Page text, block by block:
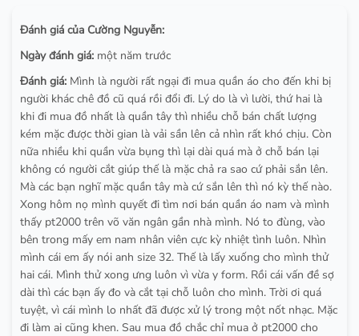
Đánh giá của Cường Nguyễn:
Ngày đánh giá: một năm trước
Đánh giá: Mình là người rất ngại đi mua quần áo cho đến khi bị
người khác chê đồ cũ quá rồi đổi đi. Lý do là vì lười, thứ hai là
khi đi mua đồ nhất là quần tây thì nhiều chỗ bán chất lượng
kém mặc được thời gian là vải sần lên cả nhìn rất khó chịu. Còn
nữa nhiều khi quần vừa bụng thì lại dài quá mà ở chỗ bán lại
không có người cắt giúp thế là mặc chả ra sao cứ phải sắn lên.
Mà các bạn nghĩ mặc quần tây mà cứ sắn lên thì nó kỳ thế nào.
Xong hôm nọ mình quyết đi tìm nơi bán quần áo nam và mình
thấy pt2000 trên võ văn ngân gần nhà mình. Nó to đùng, vào
bên trong mấy em nam nhân viên cực kỳ nhiệt tình luôn. Nhìn
mình cái em ấy nói anh size 32. Thế là lấy xuống cho mình thử
hai cái. Mình thử xong ưng luôn vì vừa y form. Rồi cái vấn đề sợ
dài thì các bạn ấy đo và cắt tại chỗ luôn cho mình. Trời ơi quá
tuyệt, vì cái mình lo nhất đã được xử lý trong một nốt nhạc. Mặc
đi làm ai cũng khen. Sau mua đồ chắc chỉ mua ở pt2000 cho